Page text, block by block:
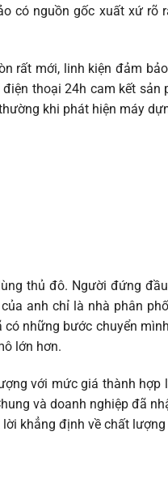
có nguồn gốc xuất xứ rõ
rất mới, linh kiện đảm
thoại 24h cam kết
khi phát hiện máy
thủ đô. Người đứng
anh chỉ là nhà phân
những bước chuyển
lớn hơn.
với mức giá thành hợp
và doanh nghiệp đã
khẳng định về chất